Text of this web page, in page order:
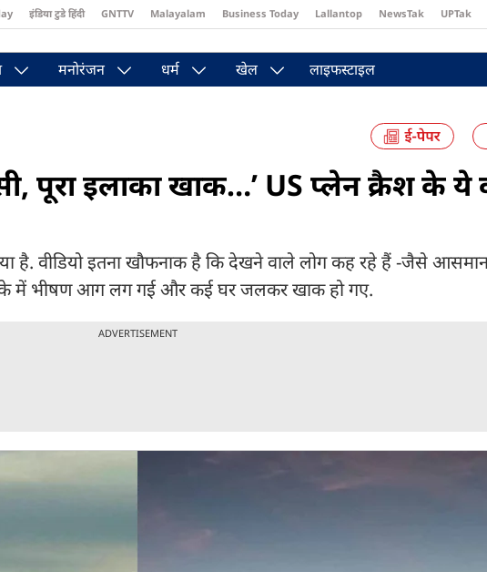
इंडिया टुडे हिंदी GNTTV Malayalam Business Today Lallantop NewsTak UPTak
मनोरंजन धर्म खेल लाइफस्टाइल
इलाका खाक…’ US प्लेन क्रैश के ये
है. वीडियो इतना खौफनाक है कि देखने वाले लोग कह रहे हैं -जैसे
में भीषण आग लग गई और कई घर जलकर खाक हो गए.
ADVERTISEMENT